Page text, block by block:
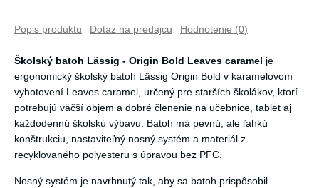
Popis produktu Dotaz na predajcu Hodnotenie (0)
Školský batoh Lässig - Origin Bold Leaves caramel je
ergonomický školský batoh Lässig Origin Bold v karamelovom
vyhotovení Leaves caramel, určený pre starších školákov, ktorí
potrebujú väčší objem a dobré členenie na učebnice, tablet aj
každodennú školskú výbavu. Batoh má pevnú, ale ľahkú
konštrukciu, nastaviteľný nosný systém a materiál z
recyklovaného polyesteru s úpravou bez PFC.
Nosný systém je navrhnutý tak, aby sa batoh prispôsobil